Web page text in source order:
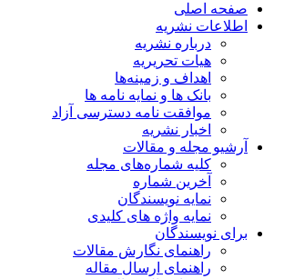
صفحه اصلی
اطلاعات نشریه
درباره نشریه
هیات تحریریه
اهداف و زمینه‌ها
بانک ها و نمایه نامه ها
موافقت نامه دسترسی آزاد
اخبار نشریه
آرشیو مجله و مقالات
کلیه شماره‌های مجله
آخرین شماره
نمایه نویسندگان
نمایه واژه های کلیدی
برای نویسندگان
راهنمای نگارش مقالات
راهنمای ارسال مقاله